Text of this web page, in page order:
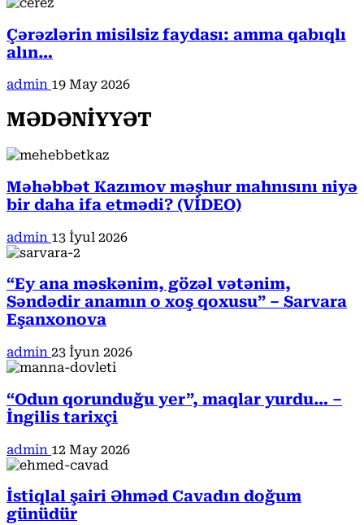
Çərəzlərin misilsiz faydası: amma qabıqlı
alın…
admin 19 May 2026
MƏDƏNİYYƏT
Məhəbbət Kazımov məşhur mahnısını niyə
bir daha ifa etmədi? (VİDEO)
admin 13 İyul 2026
“Ey ana məskənim, gözəl vətənim,
Səndədir anamın o xoş qoxusu” – Sarvara
Eşanxonova
admin 23 İyun 2026
“Odun qorunduğu yer”, maqlar yurdu… –
İngilis tarixçi
admin 12 May 2026
İstiqlal şairi Əhməd Cavadın doğum
günüdür